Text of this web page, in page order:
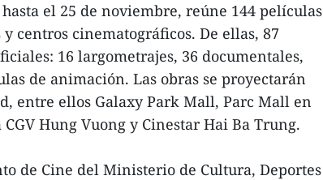
el 25 de noviembre, reúne 144 películas
centros cinematográficos. De ellas, 87
16 largometrajes, 36 documentales,
de animación. Las obras se proyectarán
entre ellos Galaxy Park Mall, Parc Mall en
Hung Vuong y Cinestar Hai Ba Trung.
de Cine del Ministerio de Cultura, Deportes